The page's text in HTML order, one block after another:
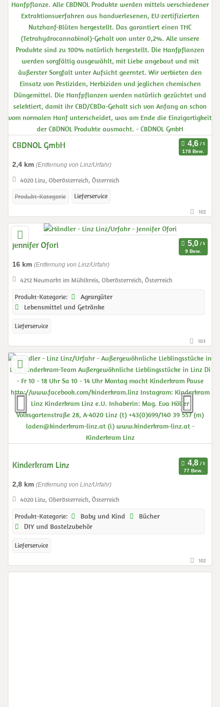
CBDNOL GmbH
178 Bew.
2,4 km (Entfernung von Linz/Urfahr)
4020 Linz, Oberösterreich, Österreich
Produkt-Kategorie
Lieferservice
102
Jennifer Ofori
9 Bew.
16 km (Entfernung von Linz/Urfahr)
4212 Neumarkt im Mühlkreis, Oberösterreich, Österreich
Produkt-Kategorie:
Agrargüter
Lebensmittel und Getränke
Lieferservice
103
Kinderkram Linz
77 Bew.
2,8 km (Entfernung von Linz/Urfahr)
4020 Linz, Oberösterreich, Österreich
Produkt-Kategorie:
Baby und Kind
Bücher
DIY und Bastelzubehör
Lieferservice
102